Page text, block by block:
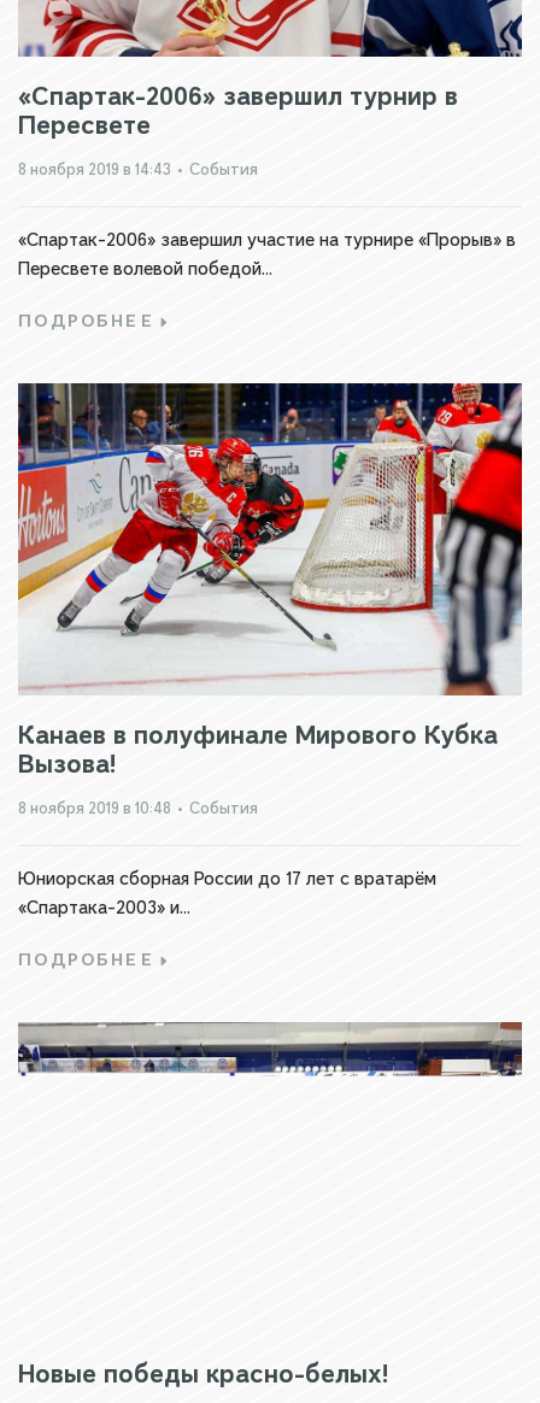
«Спартак-2006» завершил турнир в
Пересвете
8 ноября 2019 в 14:43 • События
«Спартак-2006» завершил участие на турнире «Прорыв» в
Пересвете волевой победой...
ПОДРОБНЕЕ
Канаев в полуфинале Мирового Кубка
Вызова!
8 ноября 2019 в 10:48 • События
Юниорская сборная России до 17 лет с вратарём
«Спартака-2003» и...
ПОДРОБНЕЕ
Новые победы красно-белых!